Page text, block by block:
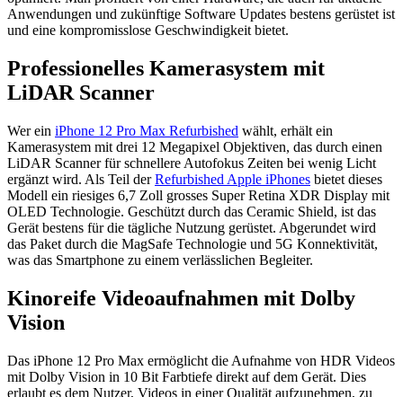
Anwendungen und zukünftige Software Updates bestens gerüstet ist
und eine kompromisslose Geschwindigkeit bietet.
Professionelles Kamerasystem mit
LiDAR Scanner
Wer ein iPhone 12 Pro Max Refurbished wählt, erhält ein
Kamerasystem mit drei 12 Megapixel Objektiven, das durch einen
LiDAR Scanner für schnellere Autofokus Zeiten bei wenig Licht
ergänzt wird. Als Teil derRefurbished Apple iPhones bietet dieses
Modell ein riesiges 6,7 Zoll grosses Super Retina XDR Display mit
OLED Technologie. Geschützt durch das Ceramic Shield, ist das
Gerät bestens für die tägliche Nutzung gerüstet. Abgerundet wird
das Paket durch die MagSafe Technologie und 5G Konnektivität,
was das Smartphone zu einem verlässlichen Begleiter.
Kinoreife Videoaufnahmen mit Dolby
Vision
Das iPhone 12 Pro Max ermöglicht die Aufnahme von HDR Videos
mit Dolby Vision in 10 Bit Farbtiefe direkt auf dem Gerät. Dies
erlaubt es dem Nutzer, Videos in einer Qualität aufzunehmen, zu